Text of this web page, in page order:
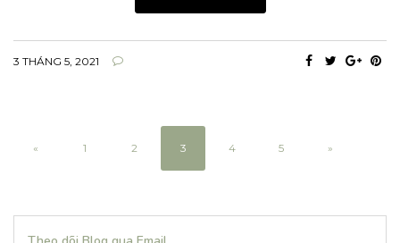
3 THÁNG 5, 2021
« 1 2 3 4 5 »